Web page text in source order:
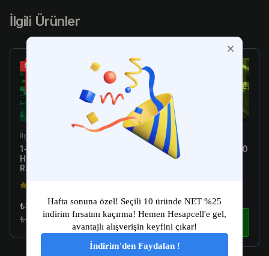
İlgili Ürünler
Sale
İlgili Ürün
1-10 Skin Arası Random
Hesap - Valorant
Random Hesap
₺34.99
₺89.99
İncele
İlgili Ürün
[Türkiye E-Postalı] 1-300
Skin Arası Random
₺179.99
₺299.99